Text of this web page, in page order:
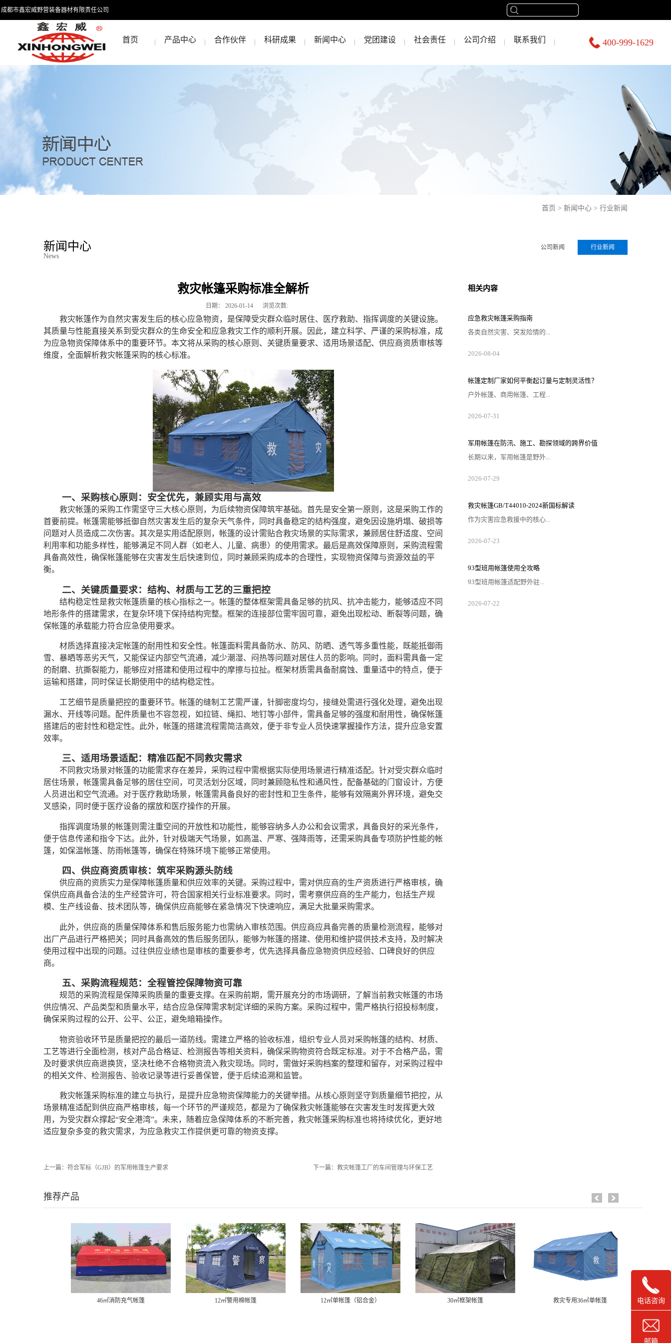
成都市鑫宏威野营装备器材有限责任公司
首页 产品中心 合作伙伴 科研成果 新闻中心 党团建设 社会责任 公司介绍 联系我们 400-999-1629
首页 > 新闻中心 > 行业新闻
新闻中心
News
公司新闻 行业新闻
救灾帐篷采购标准全解析
日期： 2026-01-14 浏览次数:
救灾帐篷作为自然灾害发生后的核心应急物资，是保障受灾群众临时居住、医疗救助、指挥调度的关键设施。
其质量与性能直接关系到受灾群众的生命安全和应急救灾工作的顺利开展。因此，建立科学、严谨的采购标准，成
为应急物资保障体系中的重要环节。本文将从采购的核心原则、关键质量要求、适用场景适配、供应商资质审核等
维度，全面解析救灾帐篷采购的核心标准。
一、采购核心原则：安全优先，兼顾实用与高效
救灾帐篷的采购工作需坚守三大核心原则，为后续物资保障筑牢基础。首先是安全第一原则，这是采购工作的
首要前提。帐篷需能够抵御自然灾害发生后的复杂天气条件，同时具备稳定的结构强度，避免因设施坍塌、破损等
问题对人员造成二次伤害。其次是实用适配原则，帐篷的设计需贴合救灾场景的实际需求，兼顾居住舒适度、空间
利用率和功能多样性，能够满足不同人群（如老人、儿童、病患）的使用需求。最后是高效保障原则，采购流程需
具备高效性，确保帐篷能够在灾害发生后快速到位，同时兼顾采购成本的合理性，实现物资保障与资源效益的平
衡。
二、关键质量要求：结构、材质与工艺的三重把控
结构稳定性是救灾帐篷质量的核心指标之一。帐篷的整体框架需具备足够的抗风、抗冲击能力，能够适应不同
地形条件的搭建需求，在复杂环境下保持结构完整。框架的连接部位需牢固可靠，避免出现松动、断裂等问题，确
保帐篷的承载能力符合应急使用要求。
材质选择直接决定帐篷的耐用性和安全性。帐篷面料需具备防水、防风、防晒、透气等多重性能，既能抵御雨
雪、暴晒等恶劣天气，又能保证内部空气流通，减少潮湿、闷热等问题对居住人员的影响。同时，面料需具备一定
的耐磨、抗撕裂能力，能够应对搭建和使用过程中的摩擦与拉扯。框架材质需具备耐腐蚀、重量适中的特点，便于
运输和搭建，同时保证长期使用中的结构稳定性。
工艺细节是质量把控的重要环节。帐篷的缝制工艺需严谨，针脚密度均匀，接缝处需进行强化处理，避免出现
漏水、开线等问题。配件质量也不容忽视，如拉链、绳扣、地钉等小部件，需具备足够的强度和耐用性，确保帐篷
搭建后的密封性和稳定性。此外，帐篷的搭建流程需简洁高效，便于非专业人员快速掌握操作方法，提升应急安置
效率。
三、适用场景适配：精准匹配不同救灾需求
不同救灾场景对帐篷的功能需求存在差异，采购过程中需根据实际使用场景进行精准适配。针对受灾群众临时
居住场景，帐篷需具备足够的居住空间，可灵活划分区域，同时兼顾隐私性和通风性，配备基础的门窗设计，方便
人员进出和空气流通。对于医疗救助场景，帐篷需具备良好的密封性和卫生条件，能够有效隔离外界环境，避免交
叉感染，同时便于医疗设备的摆放和医疗操作的开展。
指挥调度场景的帐篷则需注重空间的开放性和功能性，能够容纳多人办公和会议需求，具备良好的采光条件，
便于信息传递和指令下达。此外，针对极端天气场景，如高温、严寒、强降雨等，还需采购具备专项防护性能的帐
篷，如保温帐篷、防雨帐篷等，确保在特殊环境下能够正常使用。
四、供应商资质审核：筑牢采购源头防线
供应商的资质实力是保障帐篷质量和供应效率的关键。采购过程中，需对供应商的生产资质进行严格审核，确
保供应商具备合法的生产经营许可，符合国家相关行业标准要求。同时，需考察供应商的生产能力，包括生产规
模、生产线设备、技术团队等，确保供应商能够在紧急情况下快速响应，满足大批量采购需求。
此外，供应商的质量保障体系和售后服务能力也需纳入审核范围。供应商应具备完善的质量检测流程，能够对
出厂产品进行严格把关；同时具备高效的售后服务团队，能够为帐篷的搭建、使用和维护提供技术支持，及时解决
使用过程中出现的问题。过往供应业绩也是审核的重要参考，优先选择具备应急物资供应经验、口碑良好的供应
商。
五、采购流程规范：全程管控保障物资可靠
规范的采购流程是保障采购质量的重要支撑。在采购前期，需开展充分的市场调研，了解当前救灾帐篷的市场
供应情况、产品类型和质量水平，结合应急保障需求制定详细的采购方案。采购过程中，需严格执行招投标制度，
确保采购过程的公开、公平、公正，避免暗箱操作。
物资验收环节是质量把控的最后一道防线。需建立严格的验收标准，组织专业人员对采购帐篷的结构、材质、
工艺等进行全面检测，核对产品合格证、检测报告等相关资料，确保采购物资符合既定标准。对于不合格产品，需
及时要求供应商退换货，坚决杜绝不合格物资流入救灾现场。同时，需做好采购档案的整理和留存，对采购过程中
的相关文件、检测报告、验收记录等进行妥善保管，便于后续追溯和监管。
救灾帐篷采购标准的建立与执行，是提升应急物资保障能力的关键举措。从核心原则坚守到质量细节把控，从
场景精准适配到供应商严格审核，每一个环节的严谨规范，都是为了确保救灾帐篷能够在灾害发生时发挥更大效
用，为受灾群众撑起“安全港湾”。未来，随着应急保障体系的不断完善，救灾帐篷采购标准也将持续优化，更好地
适应复杂多变的救灾需求，为应急救灾工作提供更可靠的物资支撑。
上一篇： 符合军标（GJB）的军用帐篷生产要求 下一篇： 救灾帐篷工厂的车间管理与环保工艺
相关内容
应急救灾帐篷采购指南
各类自然灾害、突发险情的...
2026-08-04
帐篷定制厂家如何平衡起订量与定制灵活性？
户外帐篷、商用帐篷、工程...
2026-07-31
军用帐篷在防汛、施工、勘探领域的跨界价值
长期以来，军用帐篷是野外...
2026-07-29
救灾帐篷GB/T44010-2024新国标解读
作为灾害应急救援中的核心...
2026-07-23
93型班用帐篷使用全攻略
93型班用帐篷适配野外驻...
2026-07-22
推荐产品
46㎡消防充气帐篷 12㎡警用棉帐篷 12㎡单帐篷（铝合金） 30㎡框架帐篷 救灾专用36㎡单帐篷 电话咨询
邮箱